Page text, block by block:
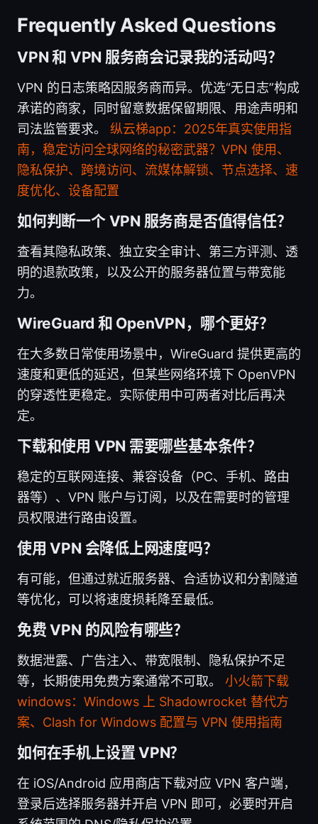
Frequently Asked Questions
VPN 和 VPN 服务商会记录我的活动吗？
VPN 的日志策略因服务商而异。优选“无日志”构成
承诺的商家，同时留意数据保留期限、用途声明和
司法监管要求。 纵云梯app：2025年真实使用指
南，稳定访问全球网络的秘密武器？VPN 使用、
隐私保护、跨境访问、流媒体解锁、节点选择、速
度优化、设备配置
如何判断一个 VPN 服务商是否值得信任？
查看其隐私政策、独立安全审计、第三方评测、透
明的退款政策，以及公开的服务器位置与带宽能
力。
WireGuard 和 OpenVPN，哪个更好？
在大多数日常使用场景中，WireGuard 提供更高的
速度和更低的延迟，但某些网络环境下 OpenVPN
的穿透性更稳定。实际使用中可两者对比后再决
定。
下载和使用 VPN 需要哪些基本条件？
稳定的互联网连接、兼容设备（PC、手机、路由
器等）、VPN 账户与订阅，以及在需要时的管理
员权限进行路由设置。
使用 VPN 会降低上网速度吗？
有可能，但通过就近服务器、合适协议和分割隧道
等优化，可以将速度损耗降至最低。
免费 VPN 的风险有哪些？
数据泄露、广告注入、带宽限制、隐私保护不足
等，长期使用免费方案通常不可取。 小火箭下载
windows：Windows 上 Shadowrocket 替代方
案、Clash for Windows 配置与 VPN 使用指南
如何在手机上设置 VPN？
在 iOS/Android 应用商店下载对应 VPN 客户端，
登录后选择服务器并开启 VPN 即可，必要时开启